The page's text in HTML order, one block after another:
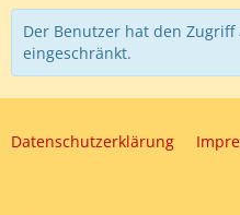
Der Benutzer hat den
eingeschränkt.
Datenschutzerklärung